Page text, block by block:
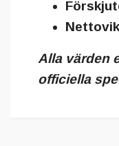
Alla värden
officiella